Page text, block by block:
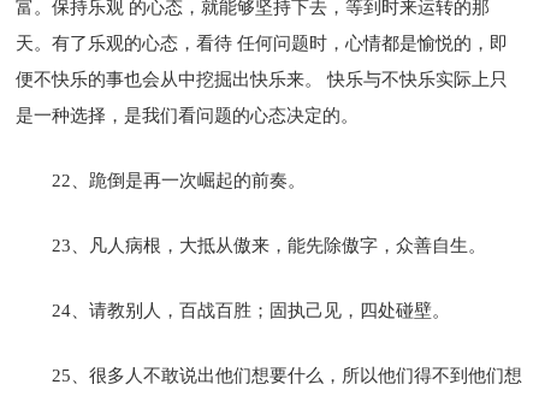
富。保持乐观 的心态，就能够坚持下去，等到时来运转的那
天。有了乐观的心态，看待 任何问题时，心情都是愉悦的，即
便不快乐的事也会从中挖掘出快乐来。 快乐与不快乐实际上只
是一种选择，是我们看问题的心态决定的。
22、跪倒是再一次崛起的前奏。
23、凡人病根，大抵从傲来，能先除傲字，众善自生。
24、请教别人，百战百胜；固执己见，四处碰壁。
25、很多人不敢说出他们想要什么，所以他们得不到他们想